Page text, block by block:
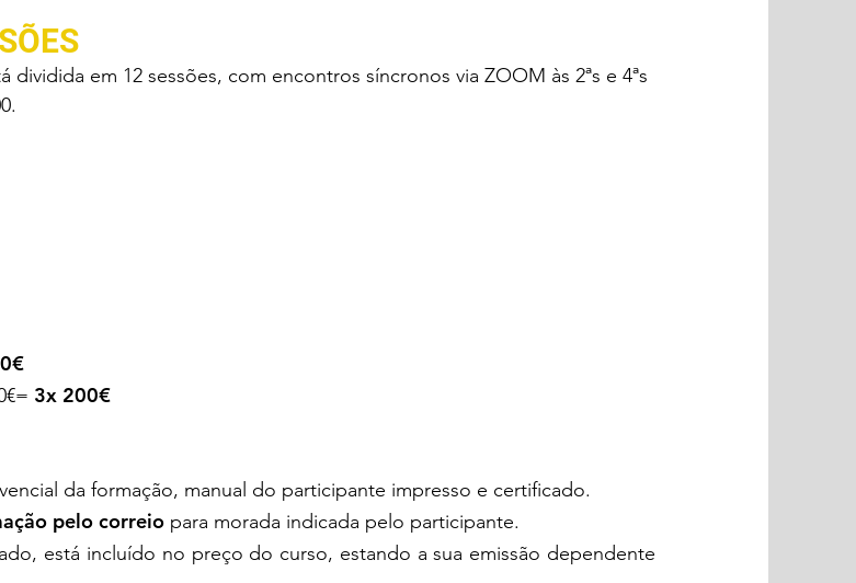
em 12 sessões, com encontros síncronos via ZOOM às 2ªs e 4ªs
3x 200€
da formação, manual do participante impresso e certificado.
pelo correio para morada indicada pelo participante.
está incluído no preço do curso, estando a sua emissão dependente